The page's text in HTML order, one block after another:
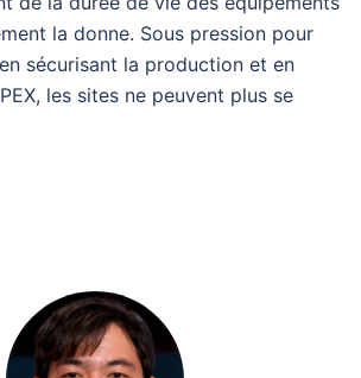
la donne. Sous pression pour
sécurisant la production et en
les sites ne peuvent plus se